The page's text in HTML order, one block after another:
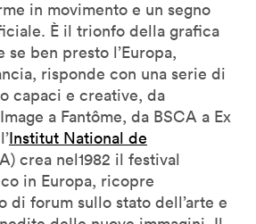
in movimento e un segno
È il trionfo della grafica
se ben presto l’Europa,
risponde con una serie di
capaci e creative, da
a Fantôme, da BSCA a Ex
Institut National de
crea nel1982 il festival
in Europa, ricopre
di forum sullo stato dell’arte e